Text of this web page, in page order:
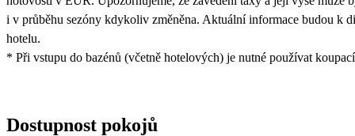
i v průběhu sezóny kdykoliv změněna. Aktuální informace budou k
hotelu.
* Při vstupu do bazénů (včetně hotelových) je nutné používat
Dostupnost pokojů